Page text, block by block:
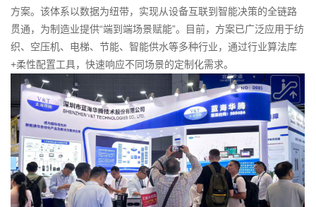
方案。该体系以数据为纽带，实现从设备互联到智能决策的全链路
贯通，为制造业提供“端到端场景赋能”。目前，方案已广泛应用于纺
织、空压机、电梯、节能、智能供水等多种行业，通过行业算法库
+柔性配置工具，快速响应不同场景的定制化需求。